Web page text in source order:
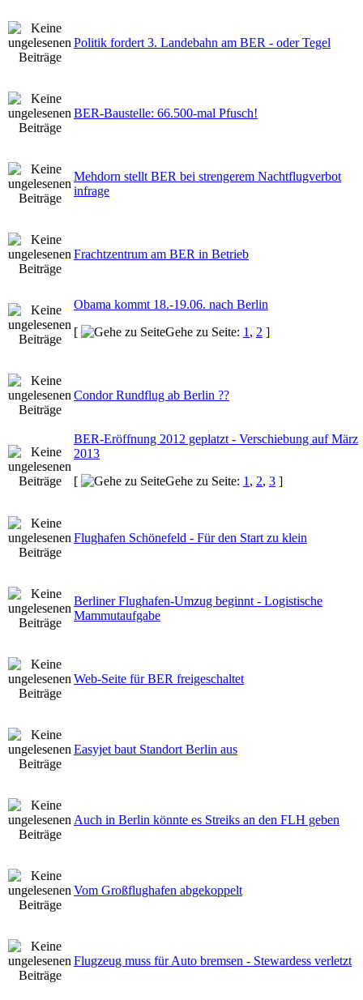
Politik fordert 3. Landebahn am BER - oder Tegel
BER-Baustelle: 66.500-mal Pfusch!
Mehdorn stellt BER bei strengerem Nachtflugverbot
infrage
Frachtzentrum am BER in Betrieb
Obama kommt 18.-19.06. nach Berlin
[
Gehe zu Seite: 1 , 2 ]
Condor Rundflug ab Berlin ??
BER-Eröffnung 2012 geplatzt - Verschiebung auf März
2013
[
Gehe zu Seite: 1 , 2, 3 ]
Flughafen Schönefeld - Für den Start zu klein
Berliner Flughafen-Umzug beginnt - Logistische
Mammutaufgabe
Web-Seite für BER freigeschaltet
Easyjet baut Standort Berlin aus
Auch in Berlin könnte es Streiks an den FLH geben
Vom Großflughafen abgekoppelt
Flugzeug muss für Auto bremsen - Stewardess verletzt